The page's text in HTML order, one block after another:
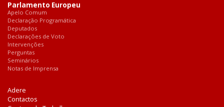
Parlamento Europeu
Apelo Comum
Declaração Programática
Deputados
Declarações de Voto
Intervenções
Perguntas
Seminários
Notas de Imprensa
Adere
Contactos